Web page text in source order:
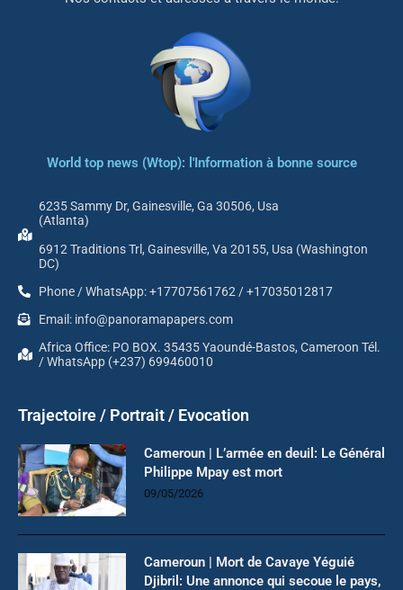
World top news (Wtop): l'Information à bonne source
6235 Sammy Dr, Gainesville, Ga 30506, Usa
(Atlanta)
6912 Traditions Trl, Gainesville, Va 20155, Usa (Washington
DC)
Phone / WhatsApp: +17707561762 / +17035012817
Email: info@panoramapapers.com
Africa Office: PO BOX. 35435 Yaoundé-Bastos, Cameroon Tél.
/ WhatsApp (+237) 699460010
Trajectoire / Portrait / Evocation
Cameroun | L’armée en deuil: Le Général
Philippe Mpay est mort
09/05/2026
Cameroun | Mort de Cavaye Yéguié
Djibril: Une annonce qui secoue le pays,